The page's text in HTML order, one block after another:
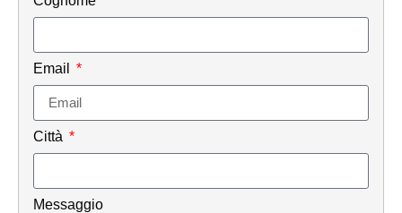
Email
Città
Messaggio